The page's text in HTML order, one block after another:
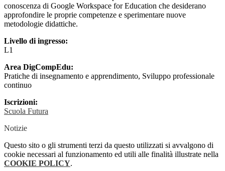
conoscenza di Google Workspace for Education che desiderano
approfondire le proprie competenze e sperimentare nuove
metodologie didattiche.
Livello di ingresso:
L1
Area DigCompEdu:
Pratiche di insegnamento e apprendimento, Sviluppo professionale
continuo
Iscrizioni:
Scuola Futura
Notizie
Questo sito o gli strumenti terzi da questo utilizzati si avvalgono di
cookie necessari al funzionamento ed utili alle finalità illustrate nella
COOKIE POLICY.